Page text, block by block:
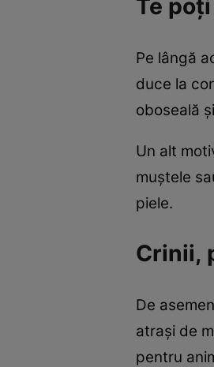
Te
Pe lângă
duce la
oboseală
Un alt
muștele
piele.
Crinii,
De
atrași de
pentru